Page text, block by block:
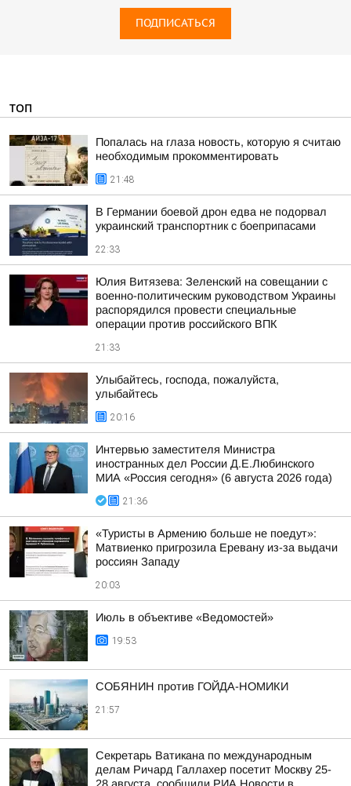
ПОДПИСАТЬСЯ
ТОП
Попалась на глаза новость, которую я считаю
необходимым прокомментировать
21:48
В Германии боевой дрон едва не подорвал
украинский транспортник с боеприпасами
22:33
Юлия Витязева: Зеленский на совещании с
военно-политическим руководством Украины
распорядился провести специальные
операции против российского ВПК
21:33
Улыбайтесь, господа, пожалуйста,
улыбайтесь
20:16
Интервью заместителя Министра
иностранных дел России Д.Е.Любинского
МИА «Россия сегодня» (6 августа 2026 года)
21:36
«Туристы в Армению больше не поедут»:
Матвиенко пригрозила Еревану из-за выдачи
россиян Западу
20:03
Июль в объективе «Ведомостей»
19:53
СОБЯНИН против ГОЙДА-НОМИКИ
21:57
Секретарь Ватикана по международным
делам Ричард Галлахер посетит Москву 25-